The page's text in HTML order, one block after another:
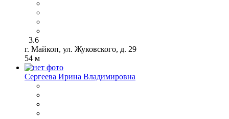
3.6
г. Майкоп, ул. Жуковского, д. 29
54 м
Сергеева Ирина Владимировна